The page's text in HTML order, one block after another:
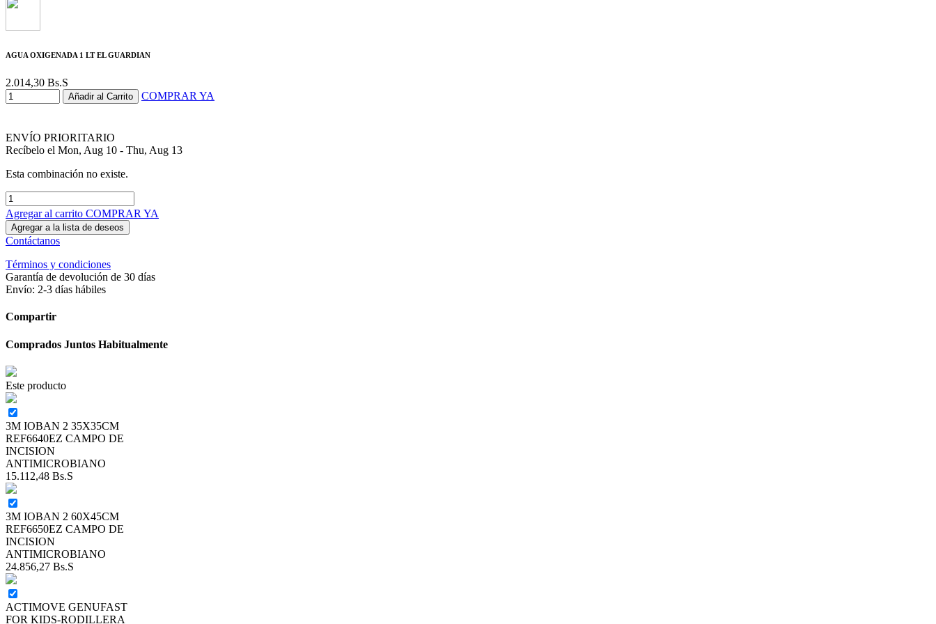
AGUA OXIGENADA 1 LT EL GUARDIAN
2.014,30 Bs.S
Añadir al Carrito COMPRAR YA
ENVÍO PRIORITARIO
Recíbelo el Mon, Aug 10 - Thu, Aug 13
Esta combinación no existe.
Agregar al carrito COMPRAR YA
Agregar a la lista de deseos
Contáctanos
Términos y condiciones
Garantía de devolución de 30 días
Envío: 2-3 días hábiles
Compartir
Comprados Juntos Habitualmente
Este producto
3M IOBAN 2 35X35CM
REF6640EZ CAMPO DE
INCISION
ANTIMICROBIANO
15.112,48 Bs.S
3M IOBAN 2 60X45CM
REF6650EZ CAMPO DE
INCISION
ANTIMICROBIANO
24.856,27 Bs.S
ACTIMOVE GENUFAST
FOR KIDS-RODILLERA